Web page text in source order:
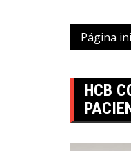
Página
HCB